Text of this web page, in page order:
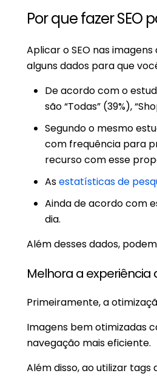
Por que fazer SEO
Aplicar o SEO nas imagens
alguns dados para que
De acordo com o
são “Todas” (39%),
Segundo o mesmo
com frequência para
recurso com esse
Asestatísticas de
Ainda de acordo com
dia.
Além desses dados,
Melhora a experiência
Primeiramente, a
Imagens bem otimizadas
navegação mais eficiente.
Além disso, ao utilizar